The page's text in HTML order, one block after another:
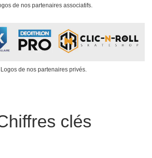
de nos partenaires associatifs.
Logos de nos partenaires privés.
clés